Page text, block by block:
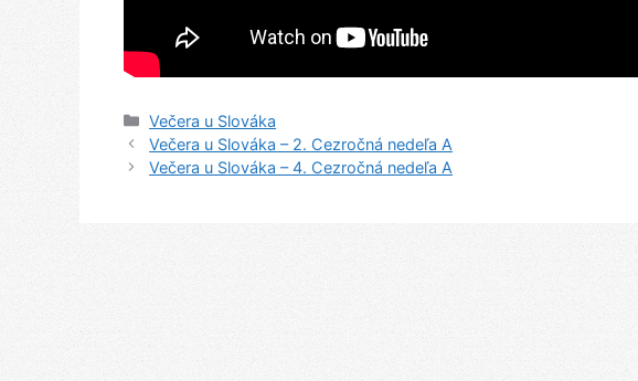
Kategórie
Večera u Slováka
Navigácia
článkami
Večera u Slováka – 2. Cezročná nedeľa A
Večera u Slováka – 4. Cezročná nedeľa A